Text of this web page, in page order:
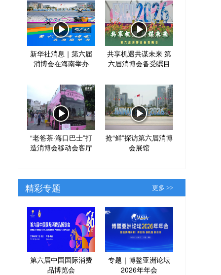
新华社消息｜第六届
消博会在海南举办
共享机遇共谋未来 第
六届消博会备受瞩目
“老爸茶·海口巴士”打
造消博会移动会客厅
抢“鲜”探访第六届消博
会展馆
精彩专题 更多 >>
第六届中国国际消费
品博览会
专题｜博鳌亚洲论坛
2026年年会